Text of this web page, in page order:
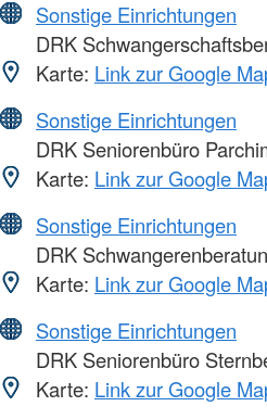
Sonstige Einrichtungen
DRK
Karte: Link zur Google
Sonstige Einrichtungen
DRK Seniorenbüro
Karte: Link zur Google
Sonstige Einrichtungen
DRK
Karte: Link zur Google
Sonstige Einrichtungen
DRK Seniorenbüro
Karte: Link zur Google